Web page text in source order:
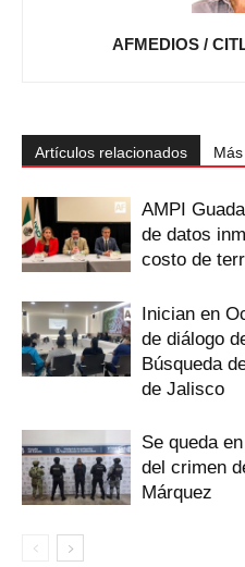
AFMEDIOS /
Artículos relacionados
AMPI
de datos
costo de
Inician en
de diálogo
Búsqueda
de Jalisco
Se queda
del crimen
Márquez